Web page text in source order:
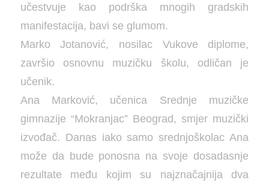
učestvuje kao podrška mnogih gradskih
manifestacija, bavi se glumom.
Marko Jotanović, nosilac Vukove diplome,
završio osnovnu muzičku školu, odličan je
učenik.
Ana Marković, učenica Srednje muzičke
gimnazije “Mokranjac” Beograd, smjer muzički
izvođač. Danas iako samo srednjoškolac Ana
može da bude ponosna na svoje dosadasnje
rezultate među kojim su najznačajnija dva